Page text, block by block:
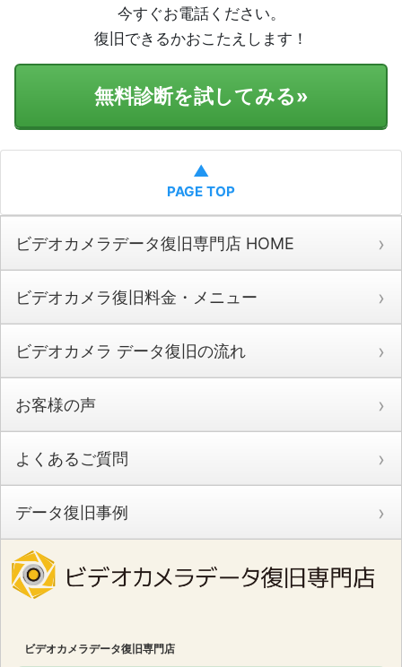
今すぐお電話ください。
復旧できるかおこたえします！
無料診断を試してみる»
▲
PAGE TOP
ビデオカメラデータ復旧専門店 HOME
ビデオカメラ復旧料金・メニュー
ビデオカメラ データ復旧の流れ
お客様の声
よくあるご質問
データ復旧事例
ビデオカメラデータ復旧専門店